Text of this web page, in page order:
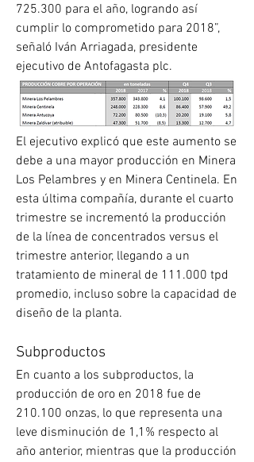
725.300 para el año, logrando así
cumplir lo comprometido para 2018”,
señaló Iván Arriagada, presidente
ejecutivo de Antofagasta plc.
El ejecutivo explicó que este aumento se
debe a una mayor producción en Minera
Los Pelambres y en Minera Centinela. En
esta última compañía, durante el cuarto
trimestre se incrementó la producción
de la línea de concentrados versus el
trimestre anterior, llegando a un
tratamiento de mineral de 111.000 tpd
promedio, incluso sobre la capacidad de
diseño de la planta.
Subproductos
En cuanto a los subproductos, la
producción de oro en 2018 fue de
210.100 onzas, lo que representa una
leve disminución de 1,1% respecto al
año anterior, mientras que la producción